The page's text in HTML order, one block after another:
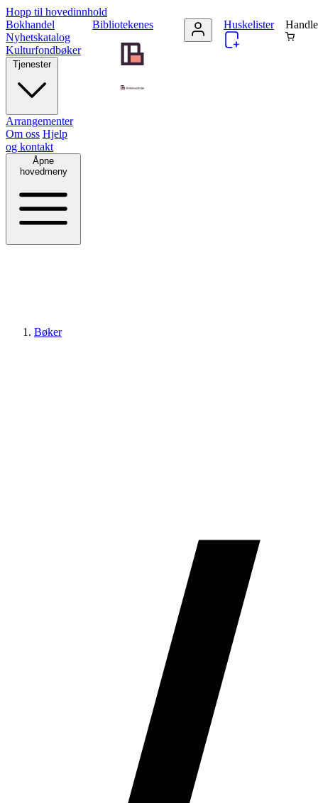
Hopp til hovedinnhold
Bibliotekenes
Bokhandel
Nyhetskatalog
Kulturfondbøker
Tjenester
Arrangementer
Om oss Hjelp
og kontakt
Åpne
hovedmeny
Huskelister
Bøker